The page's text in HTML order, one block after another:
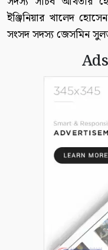
ইঞ্জিনিয়ার খালেদ
সংসদ সদস্য জেসমিন